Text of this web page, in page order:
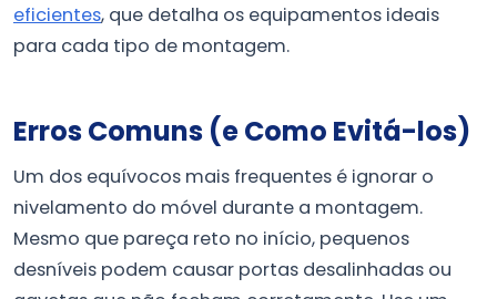
eficientes, que detalha os equipamentos ideais
para cada tipo de montagem.
Erros Comuns (e Como Evitá-los)
Um dos equívocos mais frequentes é ignorar o
nivelamento do móvel durante a montagem.
Mesmo que pareça reto no início, pequenos
desníveis podem causar portas desalinhadas ou